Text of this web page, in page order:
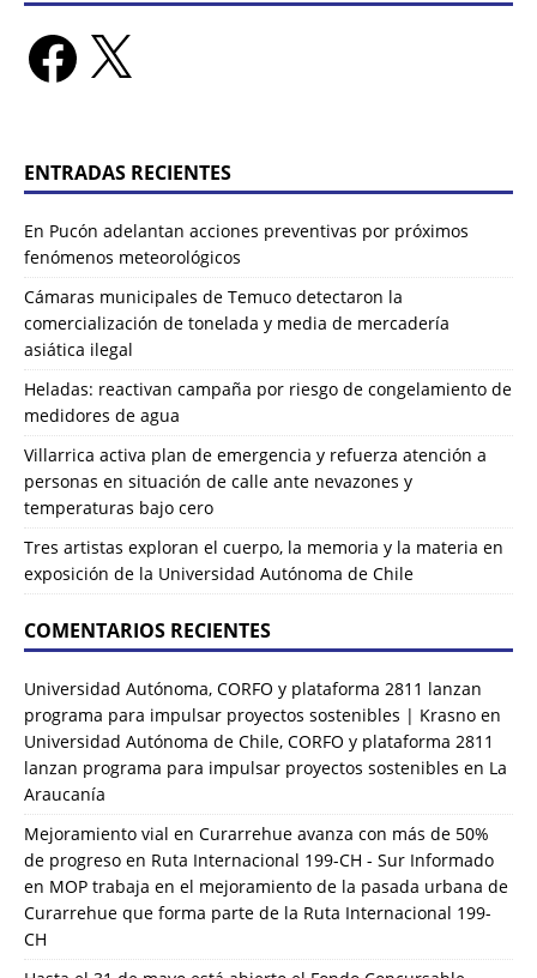
ENTRADAS RECIENTES
En Pucón adelantan acciones preventivas por próximos
fenómenos meteorológicos
Cámaras municipales de Temuco detectaron la
comercialización de tonelada y media de mercadería
asiática ilegal
Heladas: reactivan campaña por riesgo de congelamiento de
medidores de agua
Villarrica activa plan de emergencia y refuerza atención a
personas en situación de calle ante nevazones y
temperaturas bajo cero
Tres artistas exploran el cuerpo, la memoria y la materia en
exposición de la Universidad Autónoma de Chile
COMENTARIOS RECIENTES
Universidad Autónoma, CORFO y plataforma 2811 lanzan
programa para impulsar proyectos sostenibles | Krasno en
Universidad Autónoma de Chile, CORFO y plataforma 2811
lanzan programa para impulsar proyectos sostenibles en La
Araucanía
Mejoramiento vial en Curarrehue avanza con más de 50%
de progreso en Ruta Internacional 199-CH - Sur Informado
en MOP trabaja en el mejoramiento de la pasada urbana de
Curarrehue que forma parte de la Ruta Internacional 199-
CH